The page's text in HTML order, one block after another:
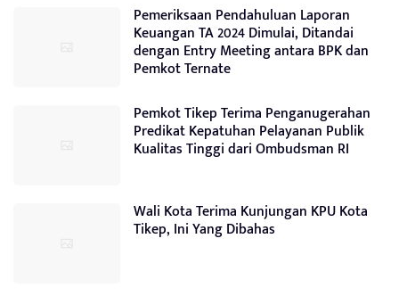
Pemeriksaan Pendahuluan Laporan
Keuangan TA 2024 Dimulai, Ditandai
dengan Entry Meeting antara BPK dan
Pemkot Ternate
Pemkot Tikep Terima Penganugerahan
Predikat Kepatuhan Pelayanan Publik
Kualitas Tinggi dari Ombudsman RI
Wali Kota Terima Kunjungan KPU Kota
Tikep, Ini Yang Dibahas